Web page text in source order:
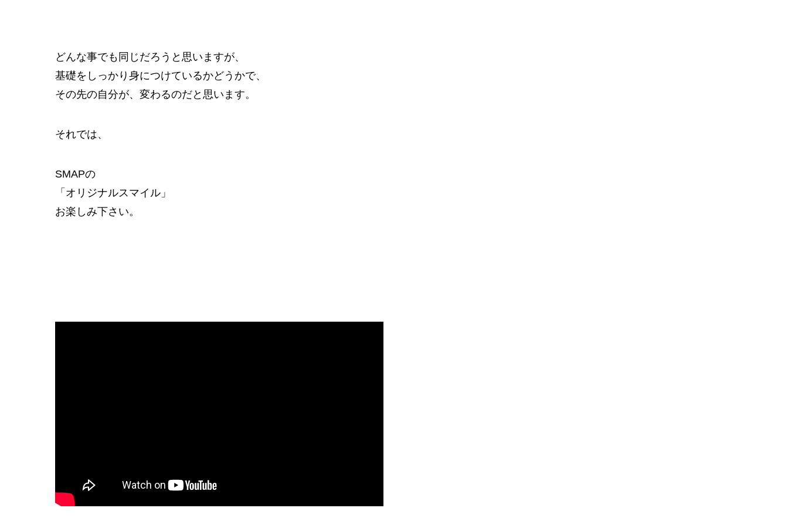
どんな事でも同じだろうと思いますが、
基礎をしっかり身につけているかどうかで、
その先の自分が、変わるのだと思います。
それでは、
SMAPの
「オリジナルスマイル」
お楽しみ下さい。